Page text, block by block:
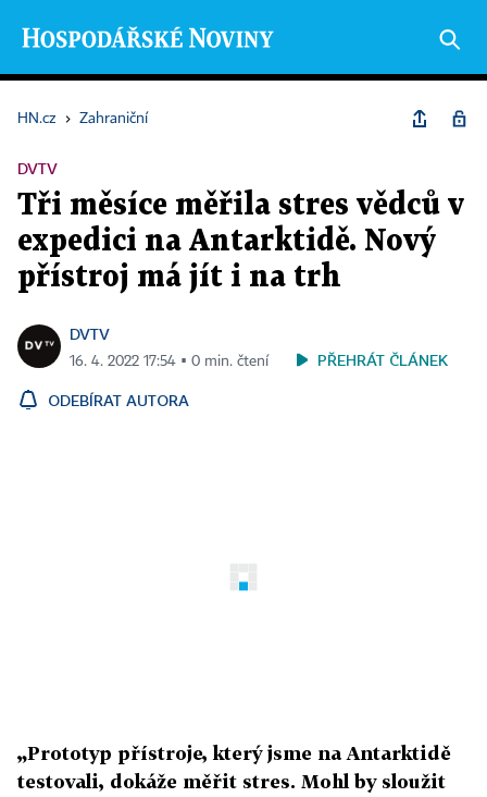
HN.cz › Zahraniční
DVTV
Tři měsíce měřila stres vědců v
expedici na Antarktidě. Nový
přístroj má jít i na trh
DVTV
16. 4. 2022 17:54 ▪ 0 min. čtení PŘEHRÁT ČLÁNEK
ODEBÍRAT AUTORA
„Prototyp přístroje, který jsme na Antarktidě
testovali, dokáže měřit stres. Mohl by sloužit